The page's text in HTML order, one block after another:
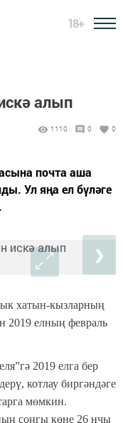
18+
алып
1110 0 0
почта аша
Ул яңа ел бүләге
❯
хатын-кызларның
2019 елның февраль
2019 елга бер
котлау биргәндәге
мөмкин.
соңгы көне 26 нчы